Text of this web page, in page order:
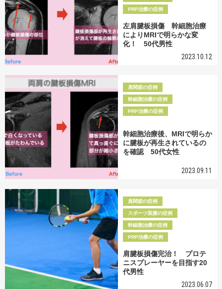
PRP治療の症例
左肩腱板損傷 幹細胞治療
によりMRIで明らかな変
化！ 50代男性
2023.10.12
肩関節の症例
幹細胞治療の症例
PRP治療の症例
幹細胞治療後、MRIで明らか
に腱板が再生されているの
を確認 50代女性
2023.09.11
肩関節の症例
スポーツ医療の症例
幹細胞治療の症例
PRP治療の症例
肩腱板損傷完治！ プロテ
ニスプレーヤーを目指す20
代男性
2023.06.07